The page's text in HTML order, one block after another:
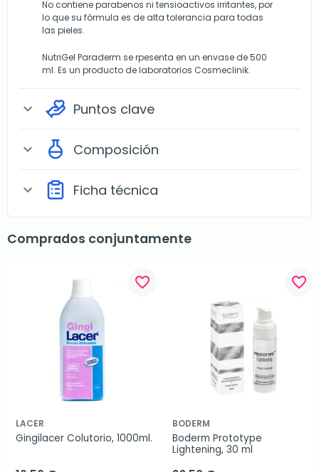
No contiene parabenos ni tensioactivos irritantes, por
lo que su fórmula es de alta tolerancia para todas
las pieles.
NutriGel Paraderm se rpesenta en un envase de 500
ml. Es un producto de laboratorios Cosmeclinik.
expand_more Puntos clave
expand_more Composición
expand_more Ficha técnica
Comprados conjuntamente
favorite_border
LACER
Gingilacer Colutorio, 1000ml.
favorite_border
BODERM
Boderm Prototype
Lightening, 30 ml